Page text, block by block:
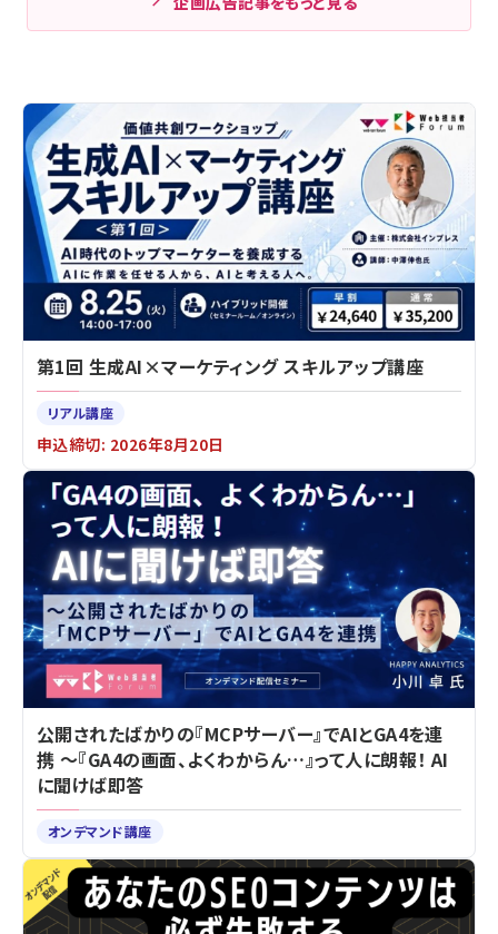
第1回 生成AI×マーケティング スキルアップ講座
リアル講座
申込締切: 2026年8月20日
公開されたばかりの『MCPサーバー』でAIとGA4を連
携 ～『GA4の画面、よくわからん…』って人に朗報！ AI
に聞けば即答
オンデマンド講座